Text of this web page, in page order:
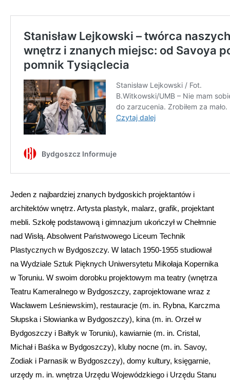
Jeden z najbardziej znanych bydgoskich projektantów i
architektów wnętrz. Artysta plastyk, malarz, grafik, projektant
mebli. Szkołę podstawową i gimnazjum ukończył w Chełmnie
nad Wisłą. Absolwent Państwowego Liceum Technik
Plastycznych w Bydgoszczy. W latach 1950-1955 studiował
na Wydziale Sztuk Pięknych Uniwersytetu Mikołaja Kopernika
w Toruniu. W swoim dorobku projektowym ma teatry (wnętrza
Teatru Kameralnego w Bydgoszczy, zaprojektowane wraz z
Wacławem Leśniewskim), restauracje (m. in. Rybna, Karczma
Słupska i Słowianka w Bydgoszczy), kina (m. in. Orzeł w
Bydgoszczy i Bałtyk w Toruniu), kawiarnie (m. in. Cristal,
Michał i Baśka w Bydgoszczy), kluby nocne (m. in. Savoy,
Zodiak i Parnasik w Bydgoszczy), domy kultury, księgarnie,
urzędy m. in. wnętrza Urzędu Wojewódzkiego i Urzędu Stanu